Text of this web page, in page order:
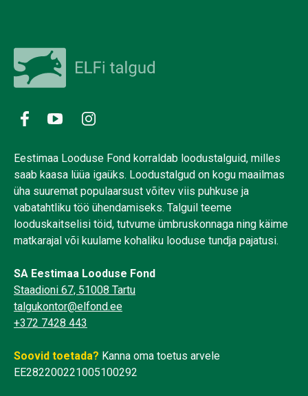
Eestimaa Looduse Fond korraldab loodustalguid, milles
saab kaasa lüüa igaüks. Loodustalgud on kogu maailmas
üha suuremat populaarsust võitev viis puhkuse ja
vabatahtliku töö ühendamiseks. Talguil teeme
looduskaitselisi töid, tutvume ümbruskonnaga ning käime
matkarajal või kuulame kohaliku looduse tundja pajatusi.
SA Eestimaa Looduse Fond
Staadioni 67, 51008 Tartu
talgukontor@elfond.ee
+372 7428 443
Soovid toetada? Kanna oma toetus arvele
EE282200221005100292